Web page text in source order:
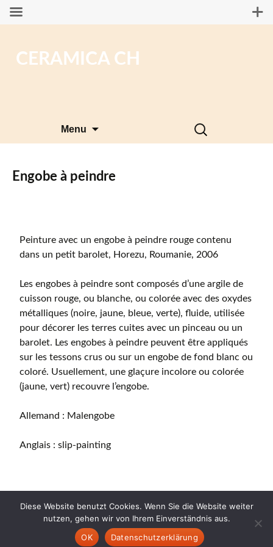
CERAMICA CH
Menu
Rechercher :
Engobe à peindre
Peinture avec un engobe à peindre rouge contenu
dans un petit barolet, Horezu, Roumanie, 2006
Les engobes à peindre sont composés d’une argile de
cuisson rouge, ou blanche, ou colorée avec des oxydes
métalliques (noire, jaune, bleue, verte), fluide, utilisée
pour décorer les terres cuites avec un pinceau ou un
barolet. Les engobes à peindre peuvent être appliqués
sur les tessons crus ou sur un engobe de fond blanc ou
coloré. Usuellement, une glaçure incolore ou colorée
(jaune, vert) recouvre l’engobe.
Allemand : Malengobe
Anglais : slip-painting
Copyright © 2026 CERAMICA CH. All Rights Reserved.
Diese Website benutzt Cookies. Wenn Sie die Website weiter
nutzen, gehen wir von Ihrem Einverständnis aus.
OK
Datenschutzerklärung